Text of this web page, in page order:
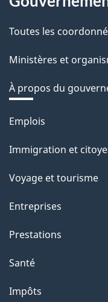
Toutes les
Ministères et
À propos du
Thèmes
sujets
Emplois
Immigration et
Voyage et tourisme
Entreprises
Prestations
Santé
Impôts